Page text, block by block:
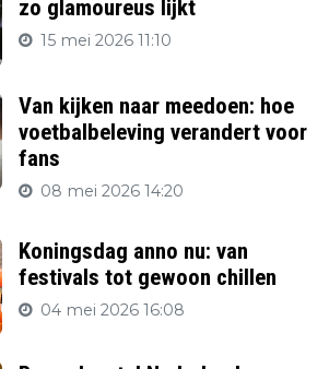
zo glamoureus lijkt
15 mei 2026 11:10
Van kijken naar meedoen: hoe
voetbalbeleving verandert voor
fans
08 mei 2026 14:20
Koningsdag anno nu: van
festivals tot gewoon chillen
04 mei 2026 16:08